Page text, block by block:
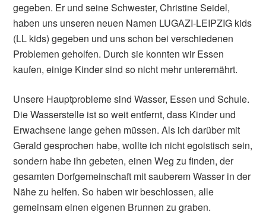
gegeben. Er und seine Schwester, Christine Seidel,
haben uns unseren neuen Namen LUGAZI-LEIPZIG kids
(LL kids) gegeben und uns schon bei verschiedenen
Problemen geholfen. Durch sie konnten wir Essen
kaufen, einige Kinder sind so nicht mehr unterernährt.
Unsere Hauptprobleme sind Wasser, Essen und Schule.
Die Wasserstelle ist so weit entfernt, dass Kinder und
Erwachsene lange gehen müssen. Als ich darüber mit
Gerald gesprochen habe, wollte ich nicht egoistisch sein,
sondern habe ihn gebeten, einen Weg zu finden, der
gesamten Dorfgemeinschaft mit sauberem Wasser in der
Nähe zu helfen. So haben wir beschlossen, alle
gemeinsam einen eigenen Brunnen zu graben.